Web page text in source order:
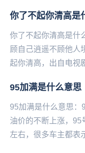
你了不起你清高是
你了不起你清高是什
顾自己‌‌‌‌‌‌‌‌‌‌‌‌‌逍遥不顾他人
起你清高，出自电视
95加满是什么意思
95加满是什么意思：
油价的不断上涨，95
左右，很多车主都表